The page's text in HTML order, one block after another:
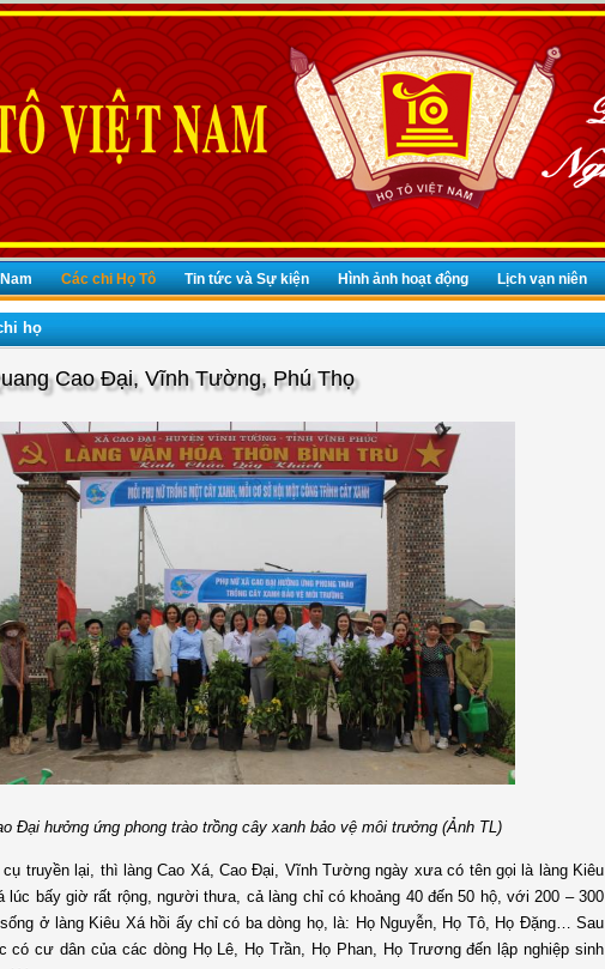
Các chi Họ Tô Tin tức và Sự kiện Hình ảnh hoạt động Lịch vạn niên
họ
Cao Đại, Vĩnh Tường, Phú Thọ
hưởng ứng phong trào trồng cây xanh bảo vệ môi trưởng (Ảnh TL)
lại, thì làng Cao Xá, Cao Đại, Vĩnh Tường ngày xưa có tên gọi là làng Kiêu
lúc bấy giờ rất rộng, người thưa, cả làng chỉ có khoảng 40 đến 50 hộ, với 200 – 300
ở làng Kiêu Xá hồi ấy chỉ có ba dòng họ, là: Họ Nguyễn, Họ Tô, Họ Đặng… Sau
có cư dân của các dòng Họ Lê, Họ Trần, Họ Phan, Họ Trương đến lập nghiệp sinh